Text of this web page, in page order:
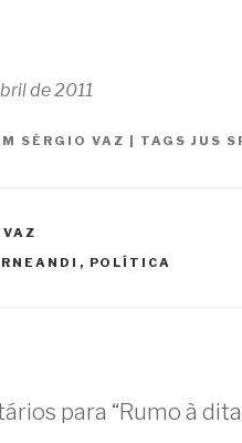
de 2011
SÉRGIO VAZ | TAGS JUS
, POLÍTICA
para “Rumo à